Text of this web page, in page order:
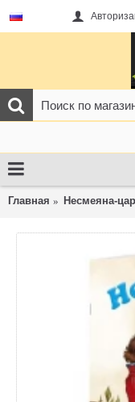
Главная Несмеяна-